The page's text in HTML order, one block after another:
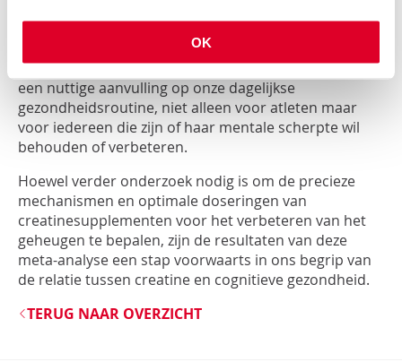
OK
creatinesupplementen tot een verbetering kunnen
leiden van het geheugen van gezonde mensen. Dit
opent de deur naar een nieuw begrip van creatine als
een nuttige aanvulling op onze dagelijkse
gezondheidsroutine, niet alleen voor atleten maar
voor iedereen die zijn of haar mentale scherpte wil
behouden of verbeteren.
Hoewel verder onderzoek nodig is om de precieze
mechanismen en optimale doseringen van
creatinesupplementen voor het verbeteren van het
geheugen te bepalen, zijn de resultaten van deze
meta-analyse een stap voorwaarts in ons begrip van
de relatie tussen creatine en cognitieve gezondheid.
TERUG NAAR OVERZICHT